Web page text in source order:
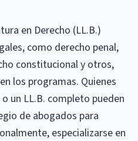
en Derecho (LL.B.)
como derecho penal,
constitucional y otros,
los programas. Quienes
un LL.B. completo pueden
de abogados para
especializarse en